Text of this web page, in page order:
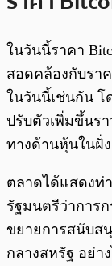
ในวันนี้ราคา
สอดคล้องกับรา
ในวันนี้เช่นกัน โ
ปรับตัวเพิ่มขึ้นร
ทางด้านหุ้นในฝั่
ตลาดได้แสดงท่า
รัฐมนตรีว่าการ
ขยายการสนับส
กลางสหรัฐ อย่า